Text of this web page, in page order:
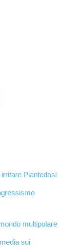
Piantedosi
multipolare
sui